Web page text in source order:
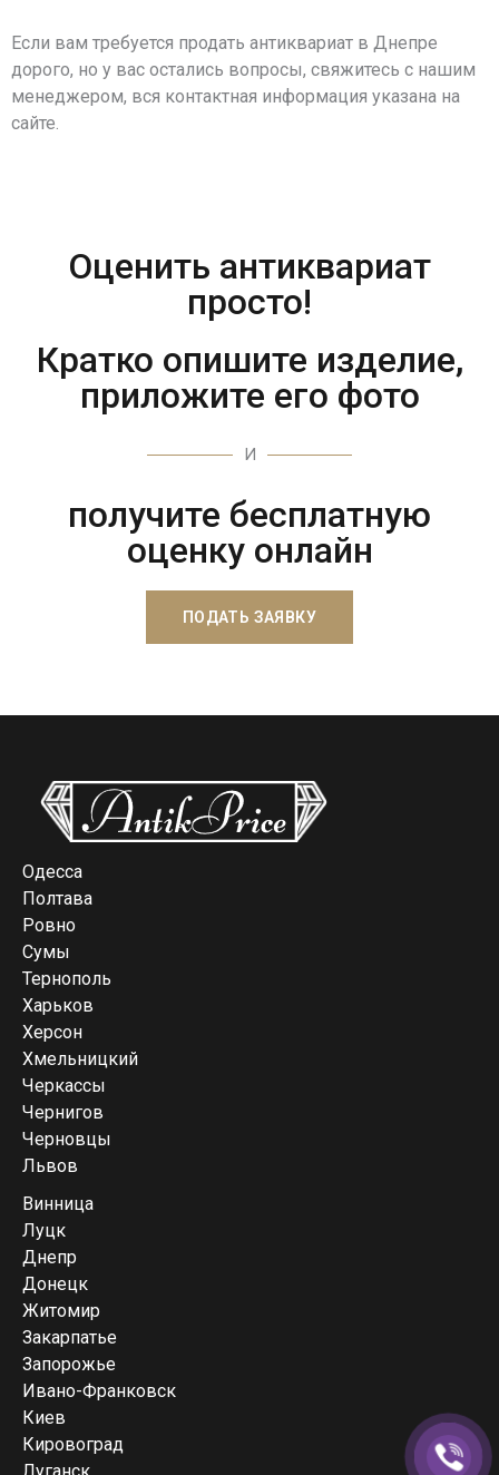
Если вам требуется продать антиквариат в Днепре
дорого, но у вас остались вопросы, свяжитесь с нашим
менеджером, вся контактная информация указана на
сайте.
Оценить антиквариат
просто!
Кратко опишите изделие,
приложите его фото
И
получите бесплатную
оценку онлайн
ПОДАТЬ ЗАЯВКУ
Одесса
Полтава
Ровно
Сумы
Тернополь
Харьков
Херсон
Хмельницкий
Черкассы
Чернигов
Черновцы
Львов
Винница
Луцк
Днепр
Донецк
Житомир
Закарпатье
Запорожье
Ивано-Франковск
Киев
Кировоград